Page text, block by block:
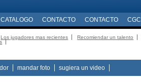
CATALOGO CONTACTO CONTACTO CGC
Los jugadores mas recientes Recomiendar un talento
mandar foto sugiera un video